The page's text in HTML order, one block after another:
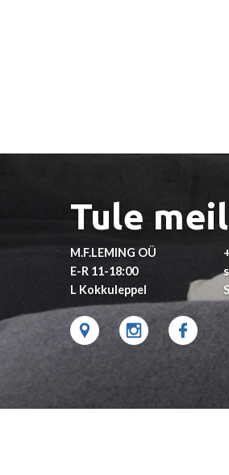
Tule
M.F.LEMING OÜ
E-R 11-18:00
L Kokkuleppel